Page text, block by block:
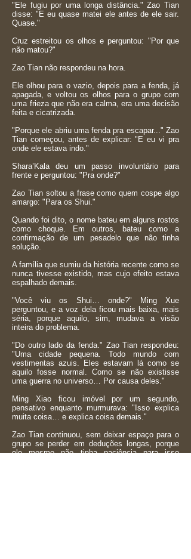
"Ele fugiu por uma longa distância." Zao Tian
disse: "E eu quase matei ele antes de ele sair.
Quase."
Cruz estreitou os olhos e perguntou: "Por que
não matou?"
Zao Tian não respondeu na hora.
Ele olhou para o vazio, depois para a fenda, já
apagada, e voltou os olhos para o grupo com
uma frieza que não era calma, era uma decisão
feita e cicatrizada.
"Porque ele abriu uma fenda pra escapar..." Zao
Tian começou, antes de explicar: "E eu vi pra
onde ele estava indo."
Shara’Kala deu um passo involuntário para
frente e perguntou: "Pra onde?"
Zao Tian soltou a frase como quem cospe algo
amargo: "Para os Shui."
Quando foi dito, o nome bateu em alguns rostos
como choque. Em outros, bateu como a
confirmação de um pesadelo que não tinha
solução.
A família que sumiu da história recente como se
nunca tivesse existido, mas cujo efeito estava
espalhado demais.
"Você viu os Shui… onde?" Ming Xue
perguntou, e a voz dela ficou mais baixa, mais
séria, porque aquilo, sim, mudava a visão
inteira do problema.
"Do outro lado da fenda." Zao Tian respondeu:
"Uma cidade pequena. Todo mundo com
vestimentas azuis. Eles estavam lá como se
aquilo fosse normal. Como se não existisse
uma guerra no universo… Por causa deles."
Ming Xiao ficou imóvel por um segundo,
pensativo enquanto murmurava: "Isso explica
muita coisa… e explica coisa demais."
Zao Tian continuou, sem deixar espaço para o
grupo se perder em deduções longas, porque
ele mesmo não tinha paciência para isso